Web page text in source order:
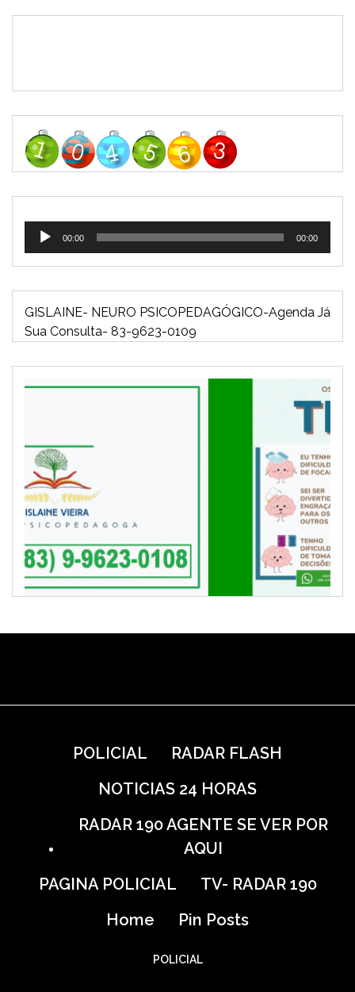
Tocador
áudio
00:00 00:00
GISLAINE- NEURO PSICOPEDAGÓGICO-Agenda Já
Sua Consulta- 83-9623-0109
POLICIAL
RADAR FLASH
NOTICIAS 24 HORAS
RADAR 190 AGENTE SE VER POR
AQUI
PAGINA POLICIAL
TV- RADAR 190
Home
Pin Posts
POLICIAL